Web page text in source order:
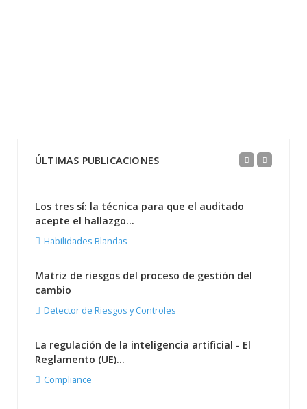
ÚLTIMAS PUBLICACIONES
Los tres sí: la técnica para que el auditado
acepte el hallazgo...
Habilidades Blandas
Matriz de riesgos del proceso de gestión del
cambio
Detector de Riesgos y Controles
La regulación de la inteligencia artificial - El
Reglamento (UE)...
Compliance